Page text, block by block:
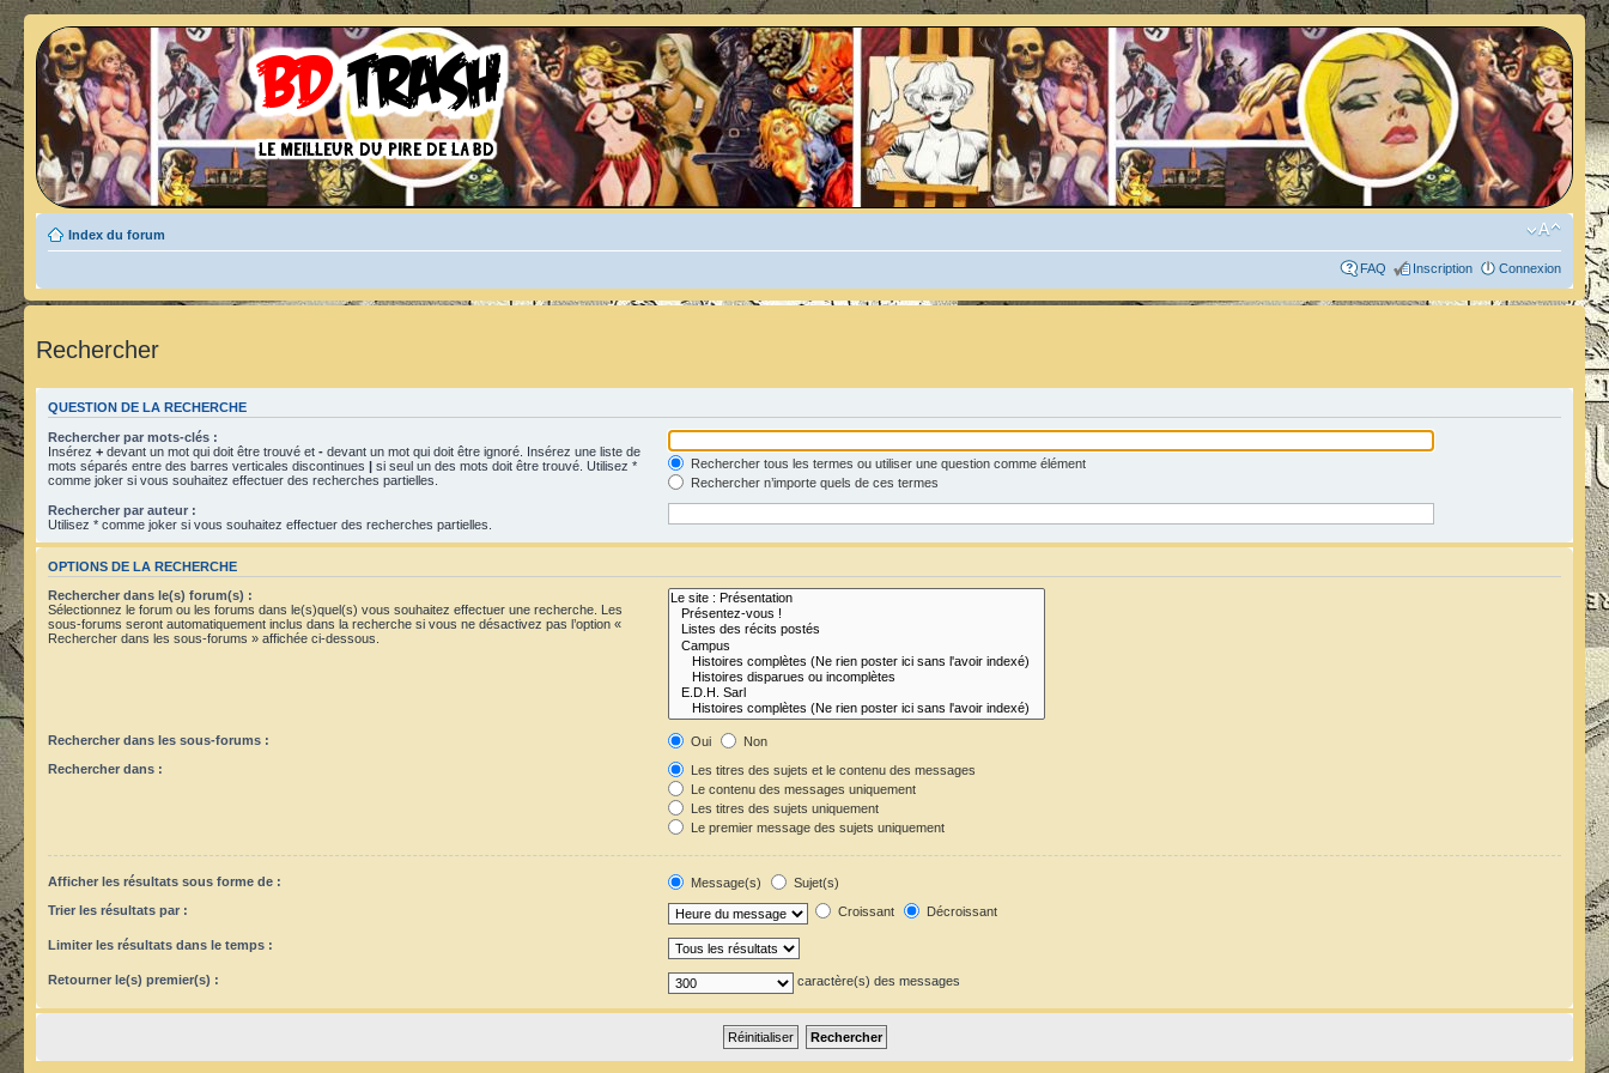
Index du forum
FAQ Inscription Connexion
Rechercher
QUESTION DE LA RECHERCHE
Rechercher par mots-clés :
Insérez + devant un mot qui doit être trouvé et - devant un mot qui doit être ignoré. Insérez une liste de
mots séparés entre des barres verticales discontinues | si seul un des mots doit être trouvé. Utilisez *
comme joker si vous souhaitez effectuer des recherches partielles.
Rechercher tous les termes ou utiliser une question comme élément
Rechercher n’importe quels de ces termes
Rechercher par auteur :
Utilisez * comme joker si vous souhaitez effectuer des recherches partielles.
OPTIONS DE LA RECHERCHE
Rechercher dans le(s) forum(s) :
Sélectionnez le forum ou les forums dans le(s)quel(s) vous souhaitez effectuer une recherche. Les
sous-forums seront automatiquement inclus dans la recherche si vous ne désactivez pas l’option «
Rechercher dans les sous-forums » affichée ci-dessous.
Rechercher dans les sous-forums : Oui
Non
Rechercher dans :
Les titres des sujets et le contenu des messages
Le contenu des messages uniquement
Les titres des sujets uniquement
Le premier message des sujets uniquement
Afficher les résultats sous forme de : Message(s)
Sujet(s)
Trier les résultats par :
Croissant Décroissant
Limiter les résultats dans le temps :
Retourner le(s) premier(s) : caractère(s) des messages